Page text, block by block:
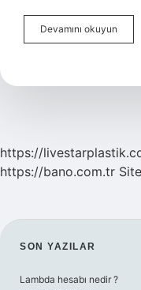
Devamını okuyun
De
https://
https://bano.com.tr
SON YAZILAR
Lambda hesabı nedir ?